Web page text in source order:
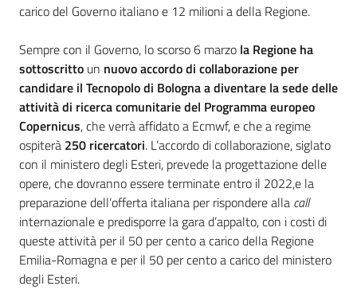
carico del Governo italiano e 12 milioni a della Regione.
Sempre con il Governo, lo scorso 6 marzo la Regione ha
sottoscritto un nuovo accordo di collaborazione per
candidare il Tecnopolo di Bologna a diventare la sede delle
attività di ricerca comunitarie del Programma europeo
Copernicus, che verrà affidato a Ecmwf, e che a regime
ospiterà 250 ricercatori. L’accordo di collaborazione, siglato
con il ministero degli Esteri, prevede la progettazione delle
opere, che dovranno essere terminate entro il 2022,e la
preparazione dell’offerta italiana per rispondere alla call
internazionale e predisporre la gara d’appalto, con i costi di
queste attività per il 50 per cento a carico della Regione
Emilia-Romagna e per il 50 per cento a carico del ministero
degli Esteri.